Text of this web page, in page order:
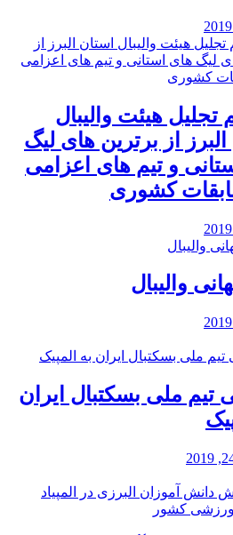
هیئت والیبال
البرز از برترین های لیگ
و تیم های اعزامی
کشوری
والیبال
تیم ملی بسکتبال ایران